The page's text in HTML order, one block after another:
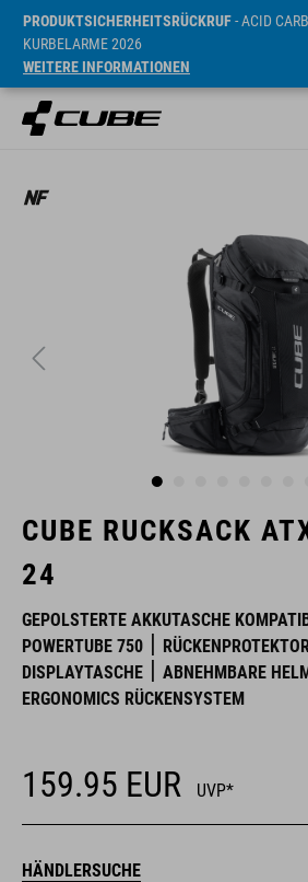
PRODUKTSICHERHEITSRÜCKRUF- ACID
KURBELARME 2026
WEITERE INFORMATIONEN
CUBE RUCKSACK
24
GEPOLSTERTE AKKUTASCHE
POWERTUBE 750
DISPLAYTASCHE
ABNEHMBARE
ERGONOMICS RÜCKENSYSTEM
159.95 EUR UVP*
HÄNDLERSUCHE